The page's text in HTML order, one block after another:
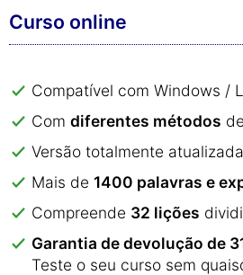
Curso online
Compatível com Windows /
Com diferentes métodos
Versão totalmente
Mais de 1400 palavras e
Compreende 32 lições
Garantia de devolução de
Teste o seu curso sem